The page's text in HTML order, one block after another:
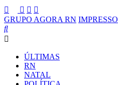
GRUPO AGORA RN IMPRESSO
ÚLTIMAS
RN
NATAL